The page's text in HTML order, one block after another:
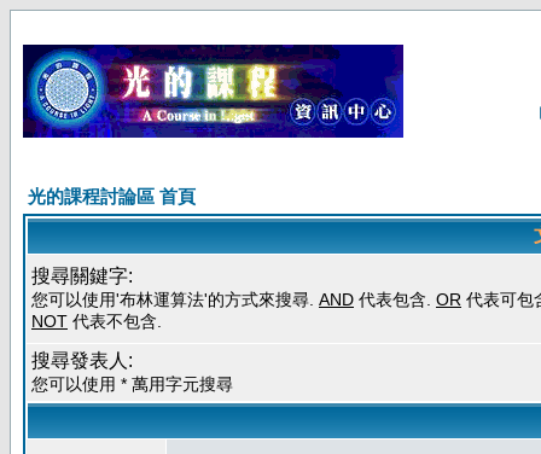
光的課程討論區 首頁
搜尋關鍵字:
您可以使用'布林運算法'的方式來搜尋. AND 代表包含. OR 代表可包
NOT 代表不包含.
搜尋發表人:
您可以使用 * 萬用字元搜尋